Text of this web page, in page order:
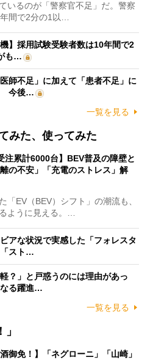
いるのが「警察官不足」だ。警察
間で2分の1以…
】採用試験受験者数は10年間で2
も…
師不足」に加えて「患者不足」に
今後…
一覧を見る
みた、使ってみた
注累計6000台】BEV普及の障壁と
の不安」「充電のストレス」解
EV（BEV）シフト」の潮流も、
ように見える。…
アな状況で実感した「フォレスタ
スト…
？」と戸惑うのには理由があっ
る躍進…
一覧を見る
御免！】「ネグローニ」「山崎」